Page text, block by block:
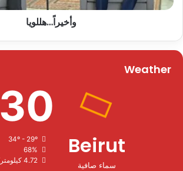
وأخيراً…هللويا
Weather
Beirut
سماء صافية
30
34º - 29º
68%
4.72 كيلومتر/ساعة